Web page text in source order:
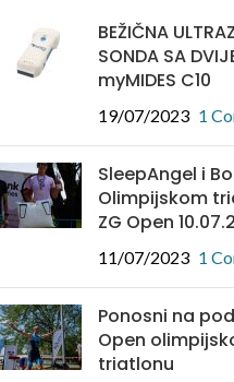
BEŽIČNA
SONDA SA
myMIDES C10
19/07/2023 1
SleepAngel i
Olimpijskom
ZG Open
11/07/2023 1
Ponosni na
Open
triatlonu